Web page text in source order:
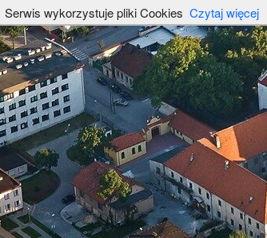
Serwis wykorzystuje pliki Cookies Czytaj więcej